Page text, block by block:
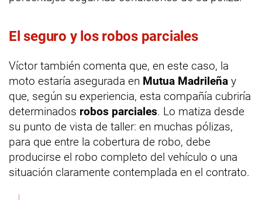
El seguro y los robos parciales
Víctor también comenta que, en este caso, la
moto estaría asegurada en Mutua Madrileña y
que, según su experiencia, esta compañía cubriría
determinados robos parciales. Lo matiza desde
su punto de vista de taller: en muchas pólizas,
para que entre la cobertura de robo, debe
producirse el robo completo del vehículo o una
situación claramente contemplada en el contrato.